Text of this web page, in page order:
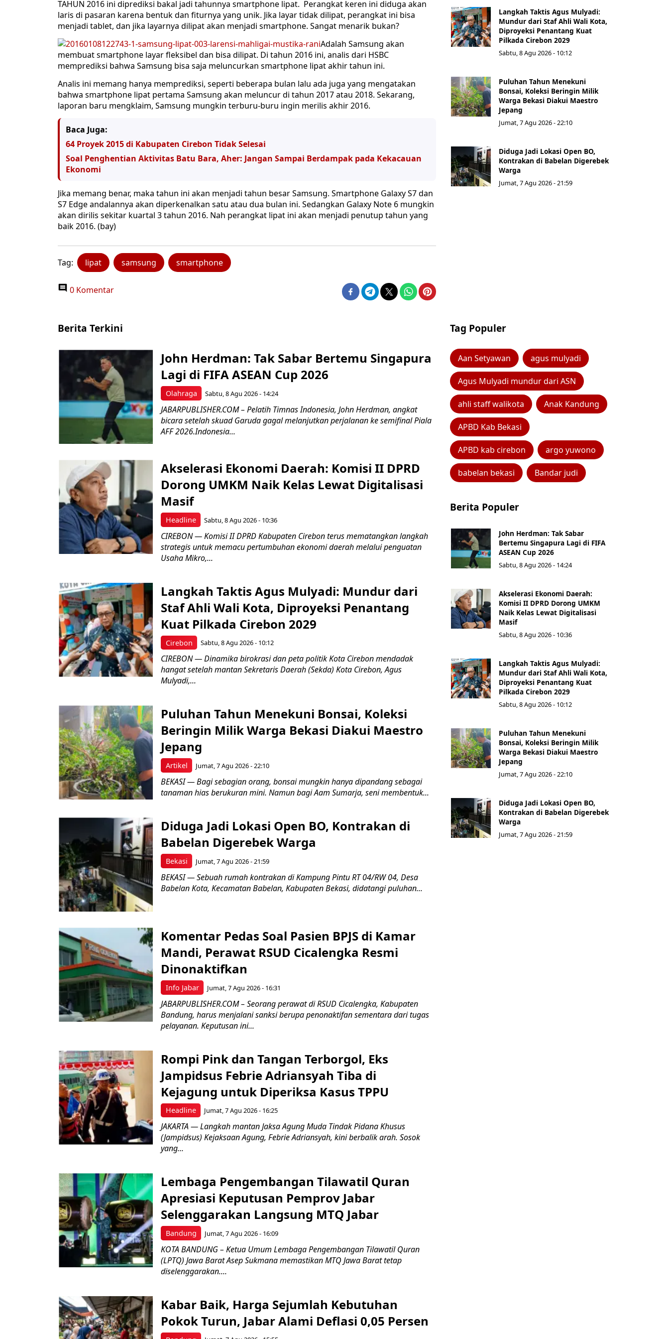
TAHUN 2016 ini diprediksi bakal jadi tahunnya smartphone lipat. Perangkat keren ini diduga akan
laris di pasaran karena bentuk dan fiturnya yang unik. Jika layar tidak dilipat, perangkat ini bisa
menjadi tablet, dan jika layarnya dilipat akan menjadi smartphone. Sangat menarik bukan?
Adalah Samsung akan
membuat smartphone layar fleksibel dan bisa dilipat. Di tahun 2016 ini, analis dari HSBC
memprediksi bahwa Samsung bisa saja meluncurkan smartphone lipat akhir tahun ini.
Analis ini memang hanya memprediksi, seperti beberapa bulan lalu ada juga yang mengatakan
bahwa smartphone lipat pertama Samsung akan meluncur di tahun 2017 atau 2018. Sekarang,
laporan baru mengklaim, Samsung mungkin terburu-buru ingin merilis akhir 2016.
Baca Juga:
64 Proyek 2015 di Kabupaten Cirebon Tidak Selesai
Soal Penghentian Aktivitas Batu Bara, Aher: Jangan Sampai Berdampak pada Kekacauan
Ekonomi
Jika memang benar, maka tahun ini akan menjadi tahun besar Samsung. Smartphone Galaxy S7 dan
S7 Edge andalannya akan diperkenalkan satu atau dua bulan ini. Sedangkan Galaxy Note 6 mungkin
akan dirilis sekitar kuartal 3 tahun 2016. Nah perangkat lipat ini akan menjadi penutup tahun yang
baik 2016. (bay)
Tag: lipat samsung smartphone
0 Komentar
Langkah Taktis Agus Mulyadi:
Mundur dari Staf Ahli Wali Kota,
Diproyeksi Penantang Kuat
Pilkada Cirebon 2029
Sabtu, 8 Agu 2026 - 10:12
Puluhan Tahun Menekuni
Bonsai, Koleksi Beringin Milik
Warga Bekasi Diakui Maestro
Jepang
Jumat, 7 Agu 2026 - 22:10
Diduga Jadi Lokasi Open BO,
Kontrakan di Babelan Digerebek
Warga
Jumat, 7 Agu 2026 - 21:59
Berita Terkini
Olahraga
John Herdman: Tak Sabar Bertemu Singapura
Lagi di FIFA ASEAN Cup 2026
Sabtu, 8 Agu 2026 - 14:24
JABARPUBLISHER.COM – Pelatih Timnas Indonesia, John Herdman, angkat
bicara setelah skuad Garuda gagal melanjutkan perjalanan ke semifinal Piala
AFF 2026.Indonesia...
Headline
Akselerasi Ekonomi Daerah: Komisi II DPRD
Dorong UMKM Naik Kelas Lewat Digitalisasi
Masif
Sabtu, 8 Agu 2026 - 10:36
CIREBON — Komisi II DPRD Kabupaten Cirebon terus mematangkan langkah
strategis untuk memacu pertumbuhan ekonomi daerah melalui penguatan
Usaha Mikro,...
Cirebon
Langkah Taktis Agus Mulyadi: Mundur dari
Staf Ahli Wali Kota, Diproyeksi Penantang
Kuat Pilkada Cirebon 2029
Sabtu, 8 Agu 2026 - 10:12
CIREBON — Dinamika birokrasi dan peta politik Kota Cirebon mendadak
hangat setelah mantan Sekretaris Daerah (Sekda) Kota Cirebon, Agus
Mulyadi,...
Artikel
Puluhan Tahun Menekuni Bonsai, Koleksi
Beringin Milik Warga Bekasi Diakui Maestro
Jepang
Jumat, 7 Agu 2026 - 22:10
BEKASI — Bagi sebagian orang, bonsai mungkin hanya dipandang sebagai
tanaman hias berukuran mini. Namun bagi Aam Sumarja, seni membentuk...
Bekasi
Diduga Jadi Lokasi Open BO, Kontrakan di
Babelan Digerebek Warga
Jumat, 7 Agu 2026 - 21:59
BEKASI — Sebuah rumah kontrakan di Kampung Pintu RT 04/RW 04, Desa
Babelan Kota, Kecamatan Babelan, Kabupaten Bekasi, didatangi puluhan...
Info Jabar
Komentar Pedas Soal Pasien BPJS di Kamar
Mandi, Perawat RSUD Cicalengka Resmi
Dinonaktifkan
Jumat, 7 Agu 2026 - 16:31
JABARPUBLISHER.COM – Seorang perawat di RSUD Cicalengka, Kabupaten
Bandung, harus menjalani sanksi berupa penonaktifan sementara dari tugas
pelayanan. Keputusan ini...
Headline
Rompi Pink dan Tangan Terborgol, Eks
Jampidsus Febrie Adriansyah Tiba di
Kejagung untuk Diperiksa Kasus TPPU
Jumat, 7 Agu 2026 - 16:25
JAKARTA — Langkah mantan Jaksa Agung Muda Tindak Pidana Khusus
(Jampidsus) Kejaksaan Agung, Febrie Adriansyah, kini berbalik arah. Sosok
yang...
Bandung
Lembaga Pengembangan Tilawatil Quran
Apresiasi Keputusan Pemprov Jabar
Selenggarakan Langsung MTQ Jabar
Jumat, 7 Agu 2026 - 16:09
KOTA BANDUNG – Ketua Umum Lembaga Pengembangan Tilawatil Quran
(LPTQ) Jawa Barat Asep Sukmana memastikan MTQ Jawa Barat tetap
diselenggarakan....
Kabar Baik, Harga Sejumlah Kebutuhan
Pokok Turun, Jabar Alami Deflasi 0,05 Persen
Tag Populer
Aan Setyawan agus mulyadi
Agus Mulyadi mundur dari ASN
ahli staff walikota Anak Kandung
APBD Kab Bekasi
APBD kab cirebon argo yuwono
babelan bekasi Bandar judi
Berita Populer
John Herdman: Tak Sabar
Bertemu Singapura Lagi di FIFA
ASEAN Cup 2026
Sabtu, 8 Agu 2026 - 14:24
Akselerasi Ekonomi Daerah:
Komisi II DPRD Dorong UMKM
Naik Kelas Lewat Digitalisasi
Masif
Sabtu, 8 Agu 2026 - 10:36
Langkah Taktis Agus Mulyadi:
Mundur dari Staf Ahli Wali Kota,
Diproyeksi Penantang Kuat
Pilkada Cirebon 2029
Sabtu, 8 Agu 2026 - 10:12
Puluhan Tahun Menekuni
Bonsai, Koleksi Beringin Milik
Warga Bekasi Diakui Maestro
Jepang
Jumat, 7 Agu 2026 - 22:10
Diduga Jadi Lokasi Open BO,
Kontrakan di Babelan Digerebek
Warga
Jumat, 7 Agu 2026 - 21:59